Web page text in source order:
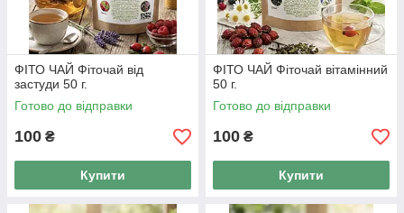
ФІТО ЧАЙ Фіточай від
застуди 50 г.
Готово до відправки
100 ₴
Купити
ФІТО ЧАЙ Фіточай вітамінний
50 г.
Готово до відправки
100 ₴
Купити